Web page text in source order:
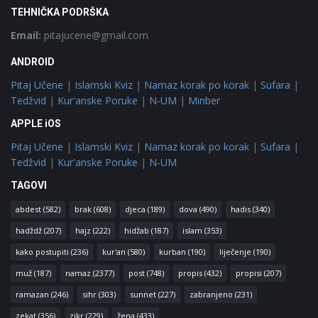
TEHNIČKA PODRŠKA
Email: pitajucene@gmail.com
ANDROID
Pitaj Učene | Islamski Kviz | Namaz korak po korak | Sufara |
Tedžvid | Kur'anske Poruke | N-UM | Minber
APPLE iOS
Pitaj Učene | Islamski Kviz | Namaz korak po korak | Sufara |
Tedžvid | Kur'anske Poruke | N-UM
TAGOVI
abdest (582) brak (608) djeca (189) dova (490) hadis (340)
hadždž (207) hajz (222) hidžab (187) islam (353)
kako postupiti (236) kur'an (580) kurban (190) liječenje (190)
muž (187) namaz (2377) post (748) propis (432) propisi (207)
ramazan (246) sihr (303) sunnet (227) zabranjeno (231)
zekat (356) zikr (229) žena (433)